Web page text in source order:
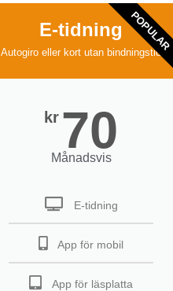
E-tidning
Autogiro eller kort utan bindningstid
kr 70
Månadsvis
E-tidning
App för mobil
App för läsplatta
POPULAR